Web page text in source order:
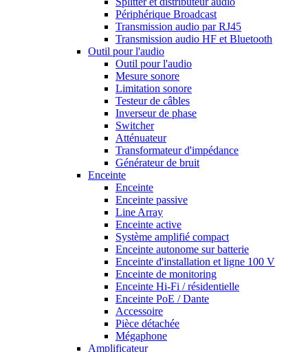
Périphérique Broadcast
Transmission audio par RJ45
Transmission audio HF et Bluetooth
Outil pour l'audio
Outil pour l'audio
Mesure sonore
Limitation sonore
Testeur de câbles
Inverseur de phase
Switcher
Atténuateur
Transformateur d'impédance
Générateur de bruit
Enceinte
Enceinte
Enceinte passive
Line Array
Enceinte active
Système amplifié compact
Enceinte autonome sur batterie
Enceinte d'installation et ligne 100 V
Enceinte de monitoring
Enceinte Hi-Fi / résidentielle
Enceinte PoE / Dante
Accessoire
Pièce détachée
Mégaphone
Amplificateur